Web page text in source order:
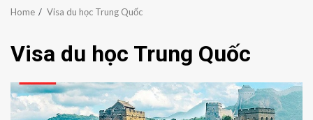
Home Visa du học Trung Quốc
Visa du học Trung Quốc